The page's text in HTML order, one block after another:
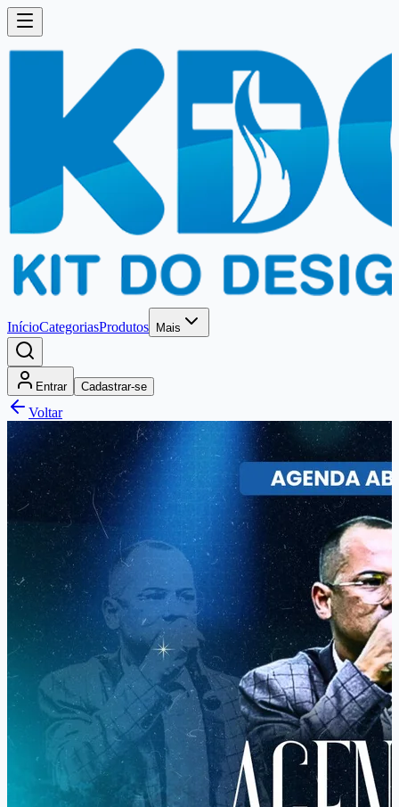
InícioCategoriasProdutos Mais
Entrar Cadastrar-se
Voltar